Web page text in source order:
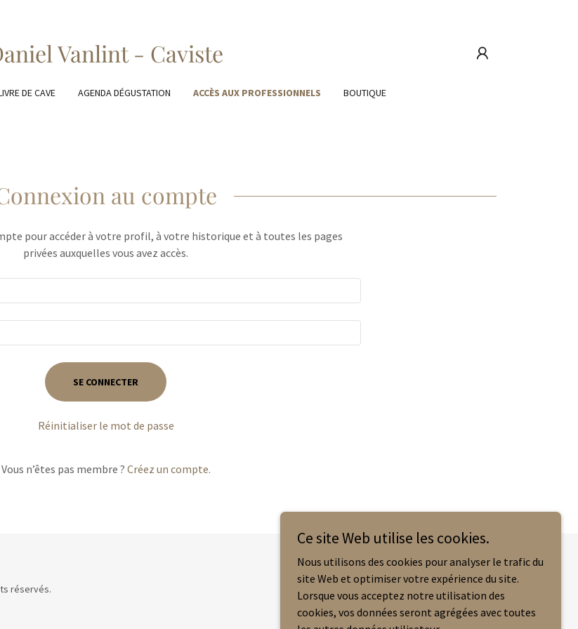
Vanlint - Caviste
DE CAVE AGENDA DÉGUSTATION ACCÈS AUX PROFESSIONNELS BOUTIQUE
au compte
pour accéder à votre profil, à votre historique et à toutes les pages
privées auxquelles vous avez accès.
SE CONNECTER
Réinitialiser le mot de passe
Vous n’êtes pas membre ? Créez un compte.
réservés.
Optimisé par
Ce site Web utilise les cookies.
Nous utilisons des cookies pour analyser le trafic du
site Web et optimiser votre expérience du site.
Lorsque vous acceptez notre utilisation des
cookies, vos données seront agrégées avec toutes